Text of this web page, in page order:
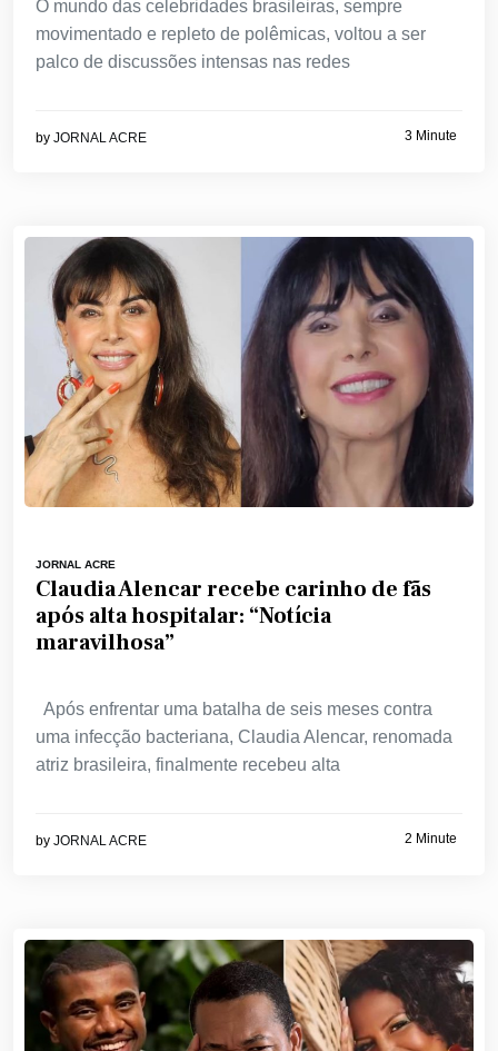
O mundo das celebridades brasileiras, sempre
movimentado e repleto de polêmicas, voltou a ser
palco de discussões intensas nas redes
by JORNAL ACRE 3 Minute
JORNAL ACRE
Claudia Alencar recebe carinho de fãs
após alta hospitalar: “Notícia
maravilhosa”
Após enfrentar uma batalha de seis meses contra
uma infecção bacteriana, Claudia Alencar, renomada
atriz brasileira, finalmente recebeu alta
by JORNAL ACRE 2 Minute